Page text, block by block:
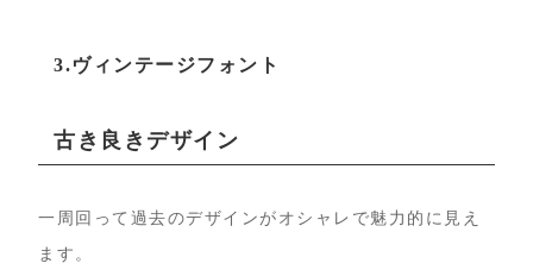
3.ヴィンテージフォント
古き良きデザイン
一周回って過去のデザインがオシャレで魅力的に見え
ます。